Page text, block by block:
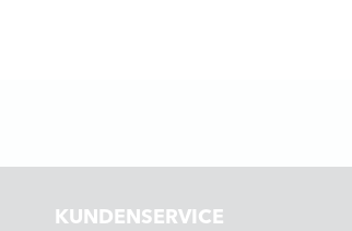
KUNDENSERVICE